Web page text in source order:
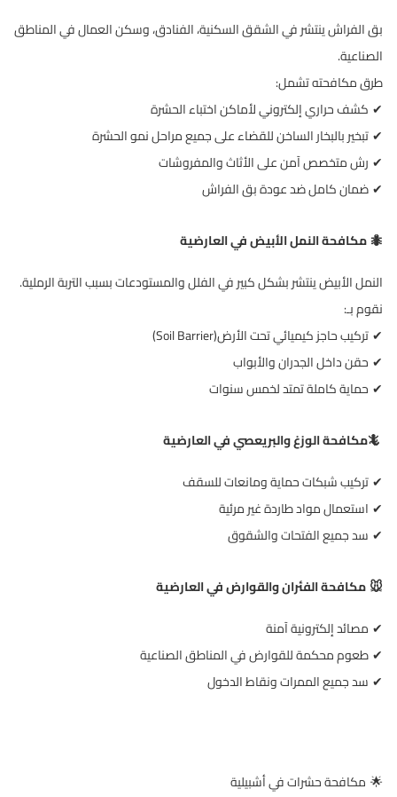
بق الفراش ينتشر في الشقق السكنية، الفنادق، وسكن العمال في المناطق
الصناعية.
طرق مكافحته تشمل:
✔ كشف حراري إلكتروني لأماكن اختباء الحشرة
✔ تبخير بالبخار الساخن للقضاء على جميع مراحل نمو الحشرة
✔ رش متخصص آمن على الأثاث والمفروشات
✔ ضمان كامل ضد عودة بق الفراش
🐜 مكافحة النمل الأبيض في العارضية
النمل الأبيض ينتشر بشكل كبير في الفلل والمستودعات بسبب التربة الرملية.
نقوم بـ:
✔ تركيب حاجز كيميائي تحت الأرض(Soil Barrier)
✔ حقن داخل الجدران والأبواب
✔ حماية كاملة تمتد لخمس سنوات
🦎مكافحة الوزغ والبريعصي في العارضية
✔ تركيب شبكات حماية ومانعات للسقف
✔ استعمال مواد طاردة غير مرئية
✔ سد جميع الفتحات والشقوق
🐭 مكافحة الفئران والقوارض في العارضية
✔ مصائد إلكترونية آمنة
✔ طعوم محكمة للقوارض في المناطق الصناعية
✔ سد جميع الممرات ونقاط الدخول
🌟 مكافحة حشرات في أشبيلية